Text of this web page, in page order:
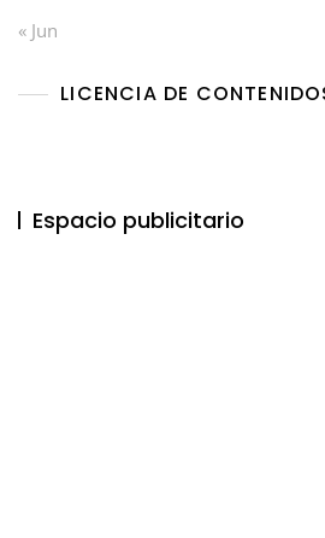
« Jun
LICENCIA DE
Espacio publicitario